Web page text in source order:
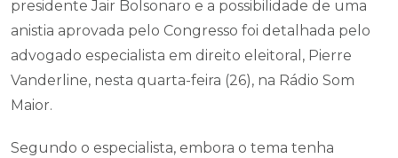
presidente Jair Bolsonaro e a possibilidade de uma
anistia aprovada pelo Congresso foi detalhada pelo
advogado especialista em direito eleitoral, Pierre
Vanderline, nesta quarta-feira (26), na Rádio Som
Maior.
Segundo o especialista, embora o tema tenha